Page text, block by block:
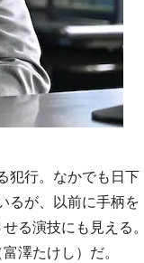
犯行。なかでも日下
るが、以前に手柄を
る演技にも見える。
澤たけし）だ。